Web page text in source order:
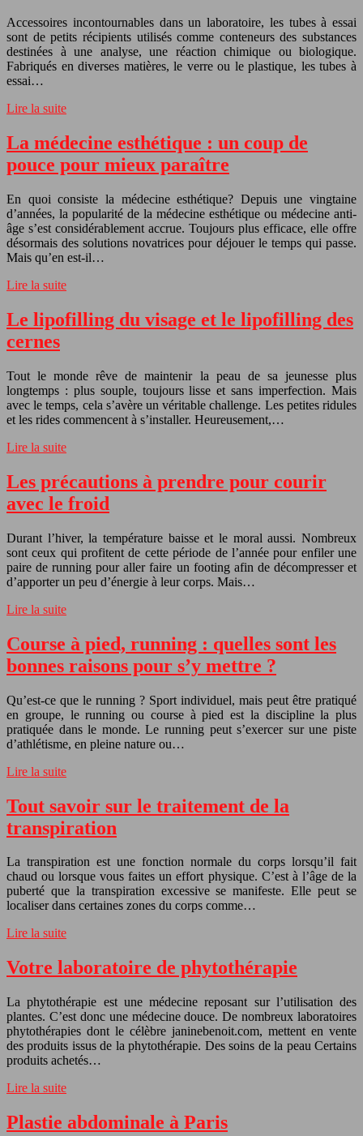
Accessoires incontournables dans un laboratoire, les tubes à essai
sont de petits récipients utilisés comme conteneurs des substances
destinées à une analyse, une réaction chimique ou biologique.
Fabriqués en diverses matières, le verre ou le plastique, les tubes à
essai…
Lire la suite
La médecine esthétique : un coup de
pouce pour mieux paraître
En quoi consiste la médecine esthétique? Depuis une vingtaine
d’années, la popularité de la médecine esthétique ou médecine anti-
âge s’est considérablement accrue. Toujours plus efficace, elle offre
désormais des solutions novatrices pour déjouer le temps qui passe.
Mais qu’en est-il…
Lire la suite
Le lipofilling du visage et le lipofilling des
cernes
Tout le monde rêve de maintenir la peau de sa jeunesse plus
longtemps : plus souple, toujours lisse et sans imperfection. Mais
avec le temps, cela s’avère un véritable challenge. Les petites ridules
et les rides commencent à s’installer. Heureusement,…
Lire la suite
Les précautions à prendre pour courir
avec le froid
Durant l’hiver, la température baisse et le moral aussi. Nombreux
sont ceux qui profitent de cette période de l’année pour enfiler une
paire de running pour aller faire un footing afin de décompresser et
d’apporter un peu d’énergie à leur corps. Mais…
Lire la suite
Course à pied, running : quelles sont les
bonnes raisons pour s’y mettre ?
Qu’est-ce que le running ? Sport individuel, mais peut être pratiqué
en groupe, le running ou course à pied est la discipline la plus
pratiquée dans le monde. Le running peut s’exercer sur une piste
d’athlétisme, en pleine nature ou…
Lire la suite
Tout savoir sur le traitement de la
transpiration
La transpiration est une fonction normale du corps lorsqu’il fait
chaud ou lorsque vous faites un effort physique. C’est à l’âge de la
puberté que la transpiration excessive se manifeste. Elle peut se
localiser dans certaines zones du corps comme…
Lire la suite
Votre laboratoire de phytothérapie
La phytothérapie est une médecine reposant sur l’utilisation des
plantes. C’est donc une médecine douce. De nombreux laboratoires
phytothérapies dont le célèbre janinebenoit.com, mettent en vente
des produits issus de la phytothérapie. Des soins de la peau Certains
produits achetés…
Lire la suite
Plastie abdominale à Paris